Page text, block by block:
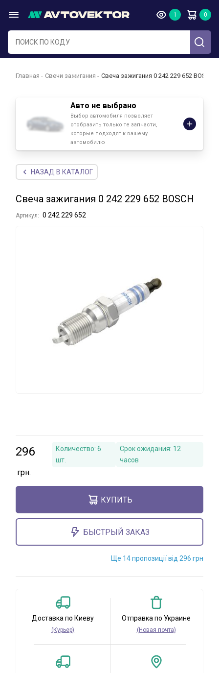
Главная Свечи зажигания Свеча зажигания 0 242 229 652 BOSCH
Авто не выбрано
Выбор автомобиля позволяет
отобразить только те запчасти,
которые подходят к вашему
автомобилю
НАЗАД В КАТАЛОГ
Свеча зажигания 0 242 229 652 BOSCH
Артикул: 0 242 229 652
296 Количество:6
шт.
Срок ожидания: 12
часов
КУПИТЬ
БЫСТРЫЙ ЗАКАЗ
Ще 14 пропозиції від 296 грн
Доставка по Киеву
(Курьер)
Отправка по Украине
(Новая почта)